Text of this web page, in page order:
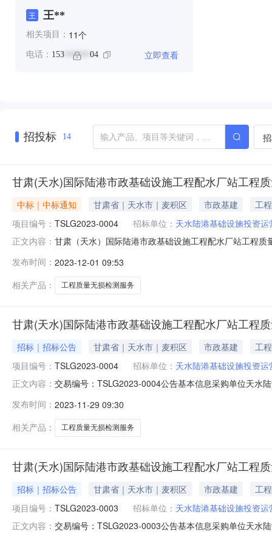
王 王**
相关项目： 11个
电话： 153 ****** 04 立即查看
招投标 14
甘肃(天水)国际陆港市政基础设施工程配水厂站工程
中标｜中标通知 甘肃省｜天水市｜麦积区 市政基建
工程
项目编号： TSLG2023-0004 招标单位： 天水陆港基础设施投资
正文内容： 甘肃（天水）国际陆港市政基础设施工程配水厂站工程
购类别合同估算价成交企业成交价格状态1甘肃（天水）
发布时间： 2023-12-01 09:53
相关产品：
工程质量无损检测服务
甘肃(天水)国际陆港市政基础设施工程配水厂站工程
招标｜招标公告 甘肃省｜天水市｜麦积区 市政基建
工程
项目编号： TSLG2023-0004 招标单位： 天水陆港基础设施投资
正文内容： 交易编号：TSLG2023-0004公告基本信息采购单位天水
配水厂站工程质量无损检测服务（二次）
发布时间： 2023-11-29 09:30
相关产品：
工程质量无损检测服务
甘肃(天水)国际陆港市政基础设施工程配水厂站工程
招标｜招标公告 甘肃省｜天水市｜麦积区 市政基建
工程
项目编号： TSLG2023-0003 招标单位： 天水陆港基础设施投资
正文内容： 交易编号：TSLG2023-0003公告基本信息采购单位天水